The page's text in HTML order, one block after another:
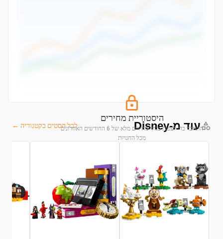
היסטוריית מחירים
התחבר כדי לצפות בגרף מחירים מלא של 6 החודשים האחרונים
מכל החנויות
עוד מ-Disney לכל הסטים בקטגוריה ←